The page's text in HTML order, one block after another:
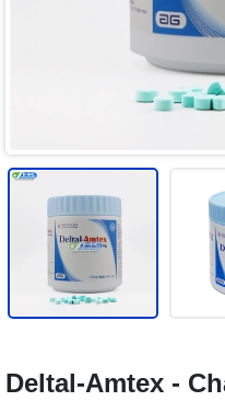
Deltal-Amtex -